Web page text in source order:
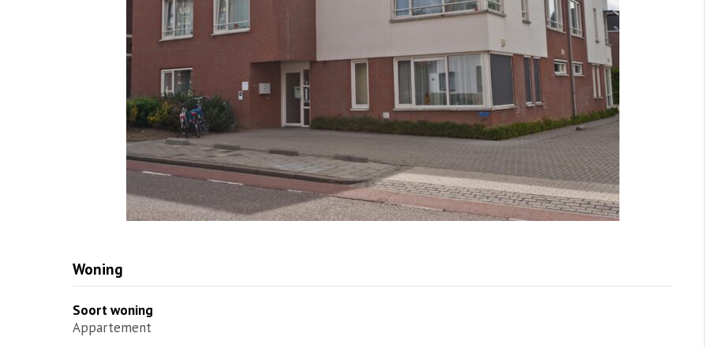
Woning
Soort woning
Appartement